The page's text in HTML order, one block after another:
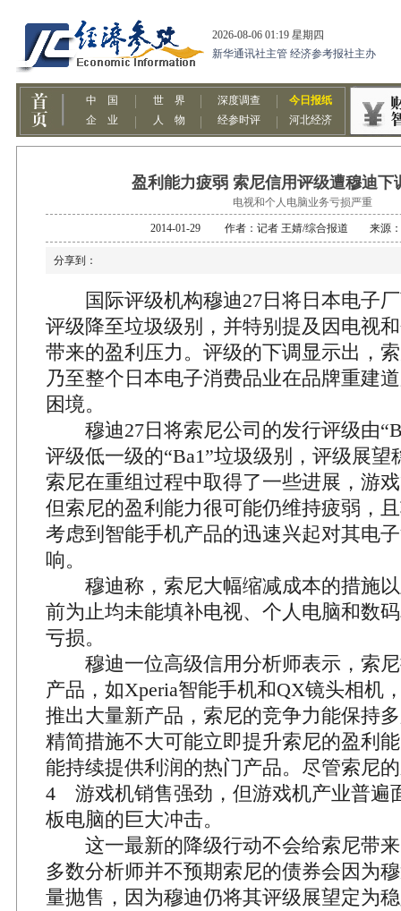
盈利能力疲弱 索尼信用评级遭穆迪下
电视和个人电脑业务亏损严重
2014-01-29 作者：记者 王婧/综合报道 来源：
分享到：
国际评级机构穆迪27日将日本电子厂
评级降至垃圾级别，并特别提及因电视
带来的盈利压力。评级的下调显示出，
乃至整个日本电子消费品业在品牌重建
困境。
穆迪27日将索尼公司的发行评级由
评级低一级的“Ba1”垃圾级别，评级展望
索尼在重组过程中取得了一些进展，游
但索尼的盈利能力很可能仍维持疲弱，
考虑到智能手机产品的迅速兴起对其电
响。
穆迪称，索尼大幅缩减成本的措施以
前为止均未能填补电视、个人电脑和数
亏损。
穆迪一位高级信用分析师表示，索尼
产品，如Xperia智能手机和QX镜头相机
推出大量新产品，索尼的竞争力能保持
精简措施不大可能立即提升索尼的盈利
能持续提供利润的热门产品。尽管索尼
4 游戏机销售强劲，但游戏机产业普遍
板电脑的巨大冲击。
这一最新的降级行动不会给索尼带来
多数分析师并不预期索尼的债券会因为
量抛售，因为穆迪仍将其评级展望定为